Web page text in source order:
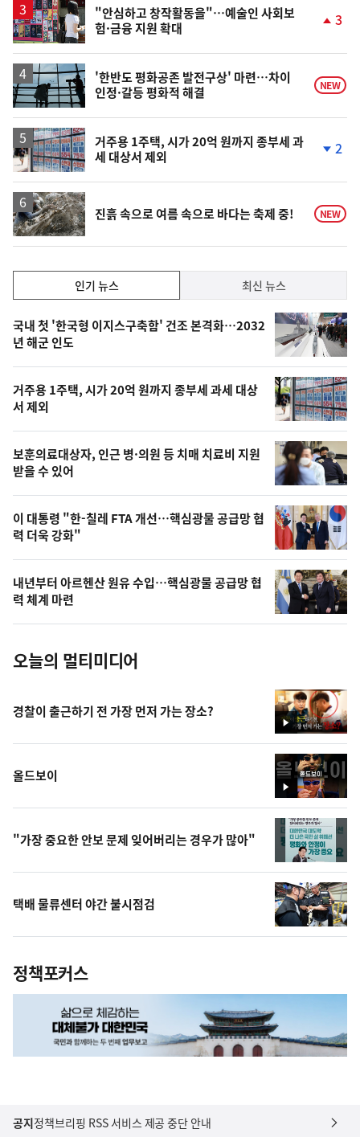
"안심하고 창작활동을"…예술인 사회보
험·금융 지원 확대
승
3
'한반도 평화공존 발전구상' 마련…차이
인정·갈등 평화적 해결
NEW
거주용 1주택, 시가 20억 원까지 종부세 과
세 대상서 제외
락
2
진흙 속으로 여름 속으로 바다는 축제 중! NEW
기,
최
신,
오
늘
의
영
상
오
늘
의
사
진
인기 뉴스 최신 뉴스
기
뉴
스
국내 첫 '한국형 이지스구축함' 건조 본격화…2032
년 해군 인도
거주용 1주택, 시가 20억 원까지 종부세 과세 대상
서 제외
보훈의료대상자, 인근 병·의원 등 치매 치료비 지원
받을 수 있어
이 대통령 "한-칠레 FTA 개선…핵심광물 공급망 협
력 더욱 강화"
내년부터 아르헨산 원유 수입…핵심광물 공급망 협
력 체계 마련
오늘의 멀티미디어
영
상
경찰이 출근하기 전 가장 먼저 가는 장소?
영
상
올드보이
"가장 중요한 안보 문제 잊어버리는 경우가 많아"
택배 물류센터 야간 불시점검
정책포커스
공지정책브리핑 RSS 서비스 제공 중단 안내